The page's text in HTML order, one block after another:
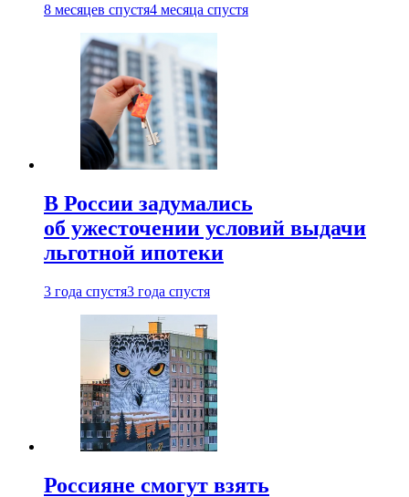
8 месяцев спустя4 месяца спустя
В России задумались
об ужесточении условий выдачи
льготной ипотеки
3 года спустя3 года спустя
Россияне смогут взять